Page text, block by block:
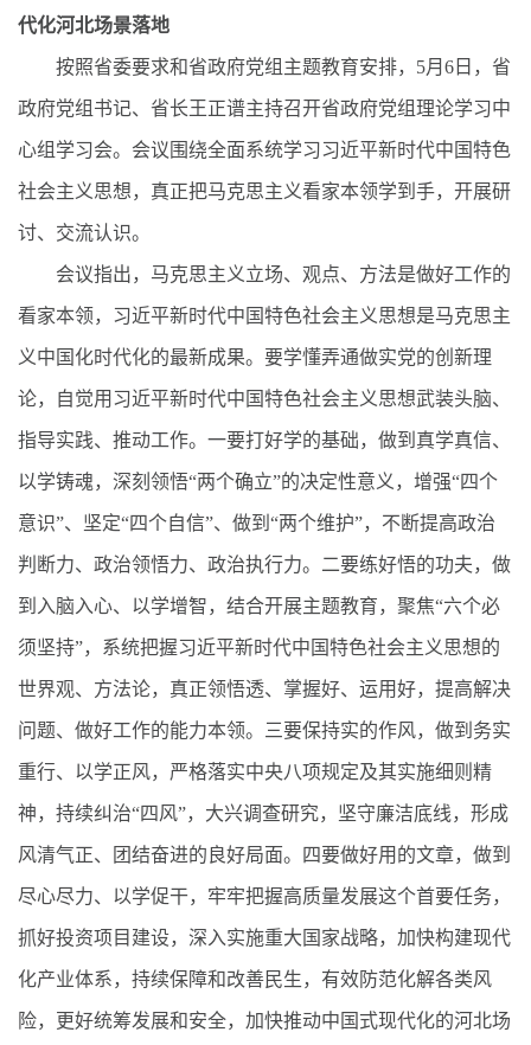
代化河北场景落地
按照省委要求和省政府党组主题教育安排，5月6日，省
政府党组书记、省长王正谱主持召开省政府党组理论学习中
心组学习会。会议围绕全面系统学习习近平新时代中国特色
社会主义思想，真正把马克思主义看家本领学到手，开展研
讨、交流认识。
会议指出，马克思主义立场、观点、方法是做好工作的
看家本领，习近平新时代中国特色社会主义思想是马克思主
义中国化时代化的最新成果。要学懂弄通做实党的创新理
论，自觉用习近平新时代中国特色社会主义思想武装头脑、
指导实践、推动工作。一要打好学的基础，做到真学真信、
以学铸魂，深刻领悟“两个确立”的决定性意义，增强“四个
意识”、坚定“四个自信”、做到“两个维护”，不断提高政治
判断力、政治领悟力、政治执行力。二要练好悟的功夫，做
到入脑入心、以学增智，结合开展主题教育，聚焦“六个必
须坚持”，系统把握习近平新时代中国特色社会主义思想的
世界观、方法论，真正领悟透、掌握好、运用好，提高解决
问题、做好工作的能力本领。三要保持实的作风，做到务实
重行、以学正风，严格落实中央八项规定及其实施细则精
神，持续纠治“四风”，大兴调查研究，坚守廉洁底线，形成
风清气正、团结奋进的良好局面。四要做好用的文章，做到
尽心尽力、以学促干，牢牢把握高质量发展这个首要任务，
抓好投资项目建设，深入实施重大国家战略，加快构建现代
化产业体系，持续保障和改善民生，有效防范化解各类风
险，更好统筹发展和安全，加快推动中国式现代化的河北场